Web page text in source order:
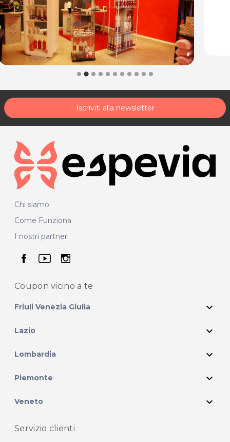
Iscriviti alla newsletter
Chi siamo
Come Funziona
I nostri partner
seguici su facebook
seguici su youtube
seguici su instagram
Coupon vicino a te
Friuli Venezia Giulia expand_more
Lazio expand_more
Lombardia expand_more
Piemonte expand_more
Veneto expand_more
Servizio clienti